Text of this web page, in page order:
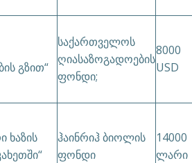
გზით“
საქართველოს
ღიასაზოგადოების
ფონდი;
8000
USD
ხაზის
ჰაინრიჰ ბიოლის
ფონდი
14000
ლარი